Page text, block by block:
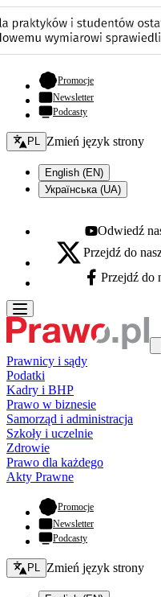
Promocje- otwiera się w
Newsletter
Podcasty
Zmień język - bieżący:
PL Zmień język strony
English (EN)
Українська (UA)
Youtube - otwiera
Odwiedź
X - otwiera się w nowej
Przejdź do
Facebook - otwiera
Przejdź do
Prawnicy i sądy
Podatki
Kadry i BHP
Prawo w biznesie
Samorząd i administracja
Szkoły i uczelnie
Zdrowie
Prawo dla każdego
Akty Prawne
Promocje- otwiera się w
Newsletter
Podcasty
Zmień język - bieżący:
PL Zmień język strony